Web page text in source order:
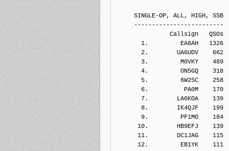
SINGLE-OP, ALL, HIGH, SSB
-------------------------
Callsign   QSOs  Points
1.         EA8AH   1326
2.        UA6UDV    662
3.         M0VKY    489
4.         ON5GQ    318
5.         6W2SC    258
6.          PA0M    170
7.        LA6KOA    139
8.        IK4QJF    199
9.         PF1MO    184
10.        HB9EFJ    139
11.        DC1JAG    115
12.         EB1YK    111